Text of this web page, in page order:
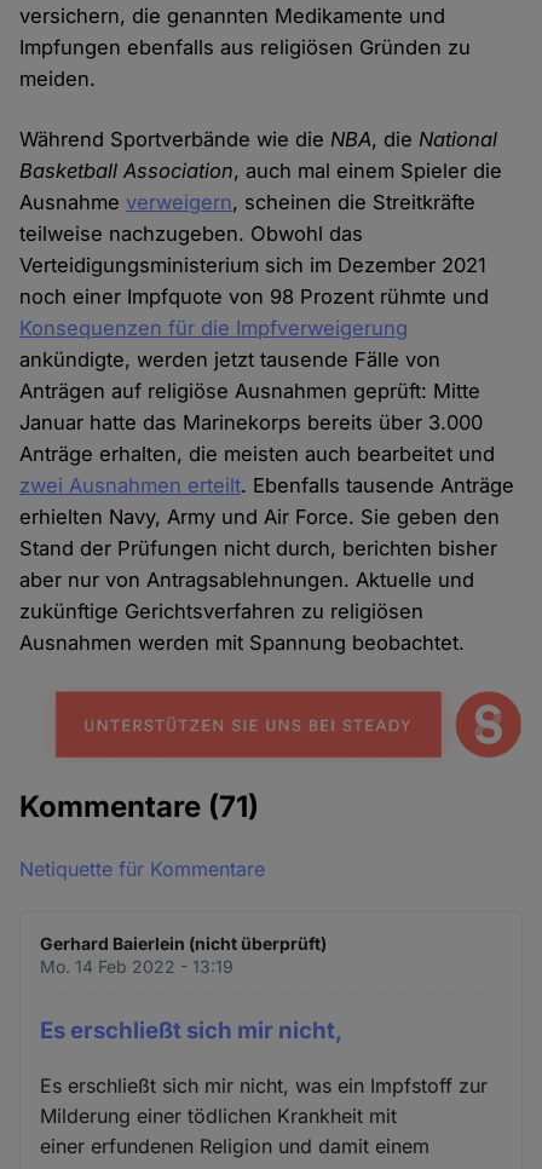
versichern, die genannten Medikamente und
Impfungen ebenfalls aus religiösen Gründen zu
meiden.
Während Sportverbände wie dieNBA, dieNational
Basketball Association, auch mal einem Spieler die
Ausnahmeverweigern, scheinen die Streitkräfte
teilweise nachzugeben. Obwohl das
Verteidigungsministerium sich im Dezember 2021
noch einer Impfquote von 98 Prozent rühmte und
Konsequenzen für die Impfverweigerung
ankündigte, werden jetzt tausende Fälle von
Anträgen auf religiöse Ausnahmen geprüft: Mitte
Januar hatte das Marinekorps bereits über 3.000
Anträge erhalten, die meisten auch bearbeitet und
zwei Ausnahmen erteilt. Ebenfalls tausende Anträge
erhielten Navy, Army und Air Force. Sie geben den
Stand der Prüfungen nicht durch, berichten bisher
aber nur von Antragsablehnungen. Aktuelle und
zukünftige Gerichtsverfahren zu religiösen
Ausnahmen werden mit Spannung beobachtet.
Kommentare (71)
Netiquette für Kommentare
Gerhard Baierlein (nicht überprüft)
Mo. 14 Feb 2022 - 13:19
Es erschließt sich mir nicht,
Es erschließt sich mir nicht, was ein Impfstoff zur
Milderung einer tödlichen Krankheit mit
einer erfundenen Religion und damit einem